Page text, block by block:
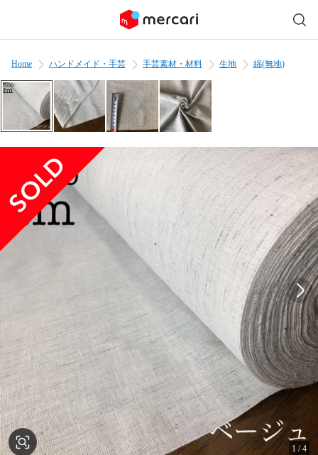
Home ハンドメイド・手芸 手芸素材・材料 生地 綿(無地)
1 /4